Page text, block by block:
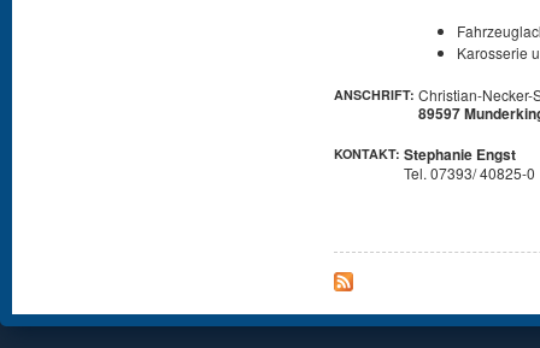
Karosserie
ANSCHRIFT: Christian-Necker-
89597
KONTAKT: Stephanie Engst
Tel. 07393/ 40825-0